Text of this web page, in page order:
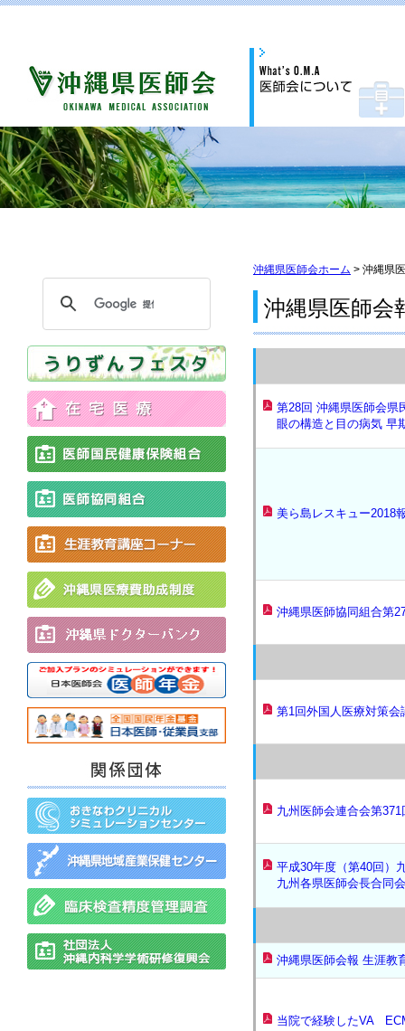
沖縄県医師会ホーム > 沖縄県
沖縄県医師会
第28回 沖縄県医師会県
眼の構造と目の病気 早
美ら島レスキュー2018
沖縄県医師協同組合第
第1回外国人医療対策会
九州医師会連合会第
平成30年度（第40回）
九州各県医師会長合同
沖縄県医師会報 生涯教
当院で経験したVA